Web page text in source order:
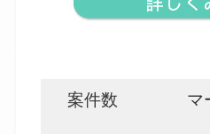
案件数
マ